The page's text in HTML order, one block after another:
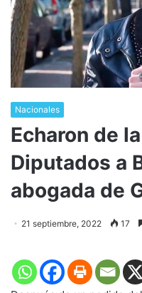
Nacionales
Echaron de
Diputados a
abogada de
21 septiembre, 2022 17